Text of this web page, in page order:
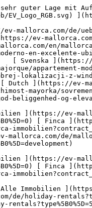
[ Haus ](https://ev-mallorca.com/de/mallorca-immobilien?contract_type=0&type%5B0%5D=0) [ Finca ](https://ev-mallorca.com/de/mallorca-immobilien?contract_type=0&type%5B0%5D=1) [ Apartment ](https://ev-mallorca.com/de/mallorca-immobilien?contract_type=0&type%5B0%5D=2) [ Penthouse ](https://ev-mallorca.com/de/mallorca-immobilien?contract_type=0&type%5B0%5D=5) [ Grundstück ](https://ev-mallorca.com/de/mallorca-immobilien?contract_type=0&type%5B0%5D=3) [ Neubauprojekt ](https://ev-mallorca.com/de/mallorca-immobilien?contract_type=0&type%5B0%5D=development) 

  Mieten  [ Alle Immobilien ](https://ev-mallorca.com/de/mallorca-immobilien?contract_type=1) [ Haus ](https://ev-mallorca.com/de/mallorca-immobilien?contract_type=1&type%5B0%5D=0) [ Finca ](https://ev-mallorca.com/de/mallorca-immobilien?contract_type=1&type%5B0%5D=1) [ Apartment ](https://ev-mallorca.com/de/mallorca-immobilien?contract_type=1&type%5B0%5D=2) [ Penthouse ](https://ev-mallorca.com/de/mallorca-immobilien?contract_type=1&type%5B0%5D=5) 

  Ferienvermietung  [ Alle Immobilien ](https://ev-mallorca.com/de/holiday-rentals) [ Haus ](https://ev-mallorca.com/de/holiday-rentals?type%5B0%5D=0) [ Finca ](https://ev-mallorca.com/de/holiday-rentals?type%5B0%5D=1) [ Apartment ](https://ev-mallorca.com/de/holiday-rentals?type%5B0%5D=2) [ Penthouse ](https://ev-mallorca.com/de/holiday-rentals?type%5B0%5D=5) 

  Gewerbe  [ Alle Immobilien ](https://ev-mallorca.com/de/gewerbeimmobilien) [ Land und Forstwirtschaft ](https://ev-mallorca.com/de/gewerbeimmobilien?type%5B0%5D=6) [ Hotel ](https://ev-mallorca.com/de/